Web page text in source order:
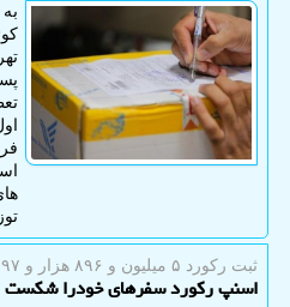
ثبت ركورد ۵ میلیون و ۸۹۶ هزار و ۷۹۷ سفر در یك روز
اسنپ رکورد سفرهای خودرا شکست